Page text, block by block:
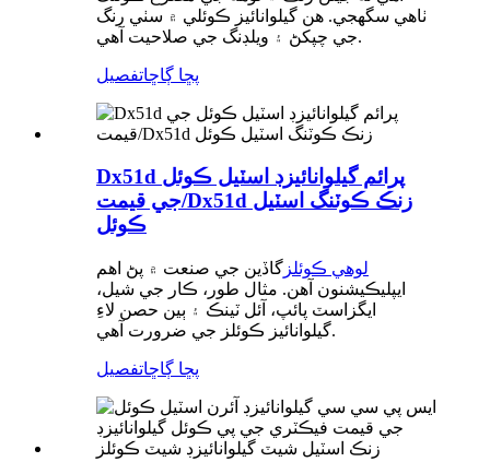
ٺاهي سگهجي. هن گيلوانائيز ڪوئلي ۾ سٺي رنگ
جي چپکڻ ۽ ويلڊنگ جي صلاحيت آهي.
پڇا ڳاڇاتفصيل
Dx51d پرائم گيلوانائيزڊ اسٽيل ڪوئل
جي قيمت/Dx51d زنڪ ڪوٽنگ اسٽيل
ڪوئل
لوهي ڪوئلز گاڏين جي صنعت ۾ پڻ اهم
ايپليڪيشنون آهن. مثال طور، ڪار جي شيل،
ايگزاسٽ پائپ، آئل ٽينڪ ۽ ٻين حصن لاءِ
گيلوانائيز ڪوئلز جي ضرورت آهي.
پڇا ڳاڇاتفصيل